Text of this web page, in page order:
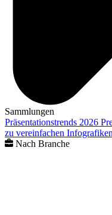
Sammlungen
Präsentationstrends 2026
zu vereinfachen Infografiken
Nach Branche